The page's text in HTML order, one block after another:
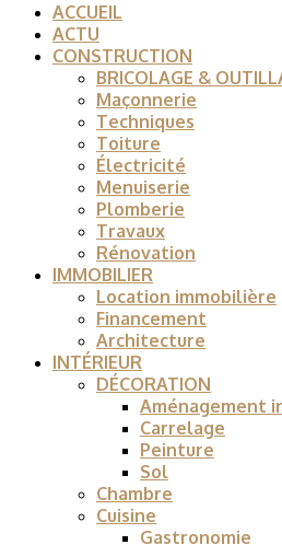
ACCUEIL
ACTU
CONSTRUCTION
BRICOLAGE &
Maçonnerie
Techniques
Toiture
Électricité
Menuiserie
Plomberie
Travaux
Rénovation
IMMOBILIER
Location immobilière
Financement
Architecture
INTÉRIEUR
DÉCORATION
Aménagement
Carrelage
Peinture
Sol
Chambre
Cuisine
Gastronomie